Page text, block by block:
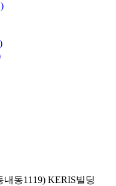
동1119) KERIS빌딩